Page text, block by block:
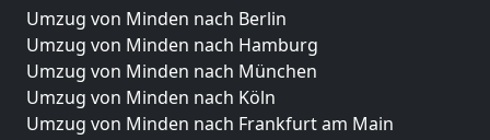
Umzug von Minden nach Berlin
Umzug von Minden nach Hamburg
Umzug von Minden nach München
Umzug von Minden nach Köln
Umzug von Minden nach Frankfurt am Main